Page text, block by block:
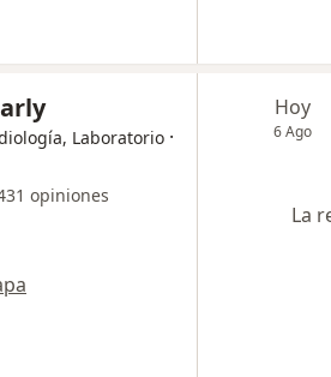
Laboratorio ·
opiniones
Hoy
6 Ago
La